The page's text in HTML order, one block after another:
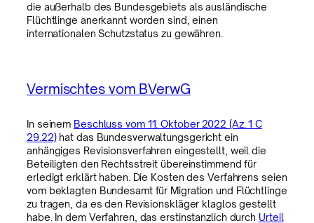
die außerhalb des Bundesgebiets als ausländische
Flüchtlinge anerkannt worden sind, einen
internationalen Schutzstatus zu gewähren.
Vermischtes vom BVerwG
In seinem Beschluss vom 11. Oktober 2022 (Az. 1 C
29.22)hat das Bundesverwaltungsgericht ein
anhängiges Revisionsverfahren eingestellt, weil die
Beteiligten den Rechtsstreit übereinstimmend für
erledigt erklärt haben. Die Kosten des Verfahrens seien
vom beklagten Bundesamt für Migration und Flüchtlinge
zu tragen, da es den Revisionskläger klaglos gestellt
habe. In dem Verfahren, das erstinstanzlich durch Urteil